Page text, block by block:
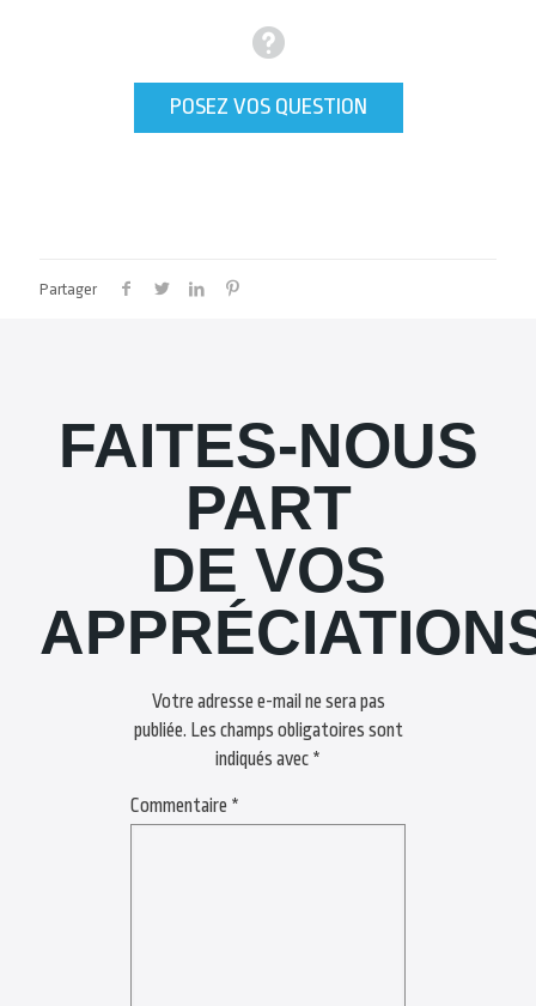
POSEZ VOS QUESTION
Partager
FAITES-NOUS
PART
DE VOS
Votre adresse e-mail ne sera pas
publiée. Les champs obligatoires sont
indiqués avec *
Commentaire *